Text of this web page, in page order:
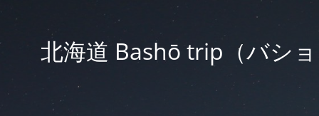
北海道 Bashō trip（バシ